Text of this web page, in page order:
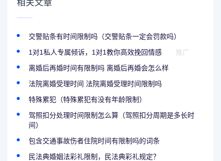
相关文章
交警贴条有时间限制吗（交警贴条一定会罚款吗）
1对1私人专属倾诉，1对1教你高效挽回情感
推广
离婚后再婚时间有限制吗 离婚后再婚会怎么样
法院离婚受理时间 法院离婚受理时间限制吗
特殊累犯（特殊累犯有没有年龄限制）
驾照扣分处理时间限制怎么算（驾照扣分周期是多长时
间）
包含交通事故伤者住院时间有限制吗的词条
民法典婚姻法彩礼限制，民法典彩礼规定？